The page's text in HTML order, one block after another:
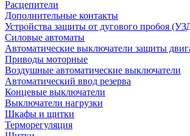
Расцепители
Дополнительные контакты
Устройства защиты от дугового пробоя
Силовые автоматы
Автоматические выключатели защиты
Приводы моторные
Воздушные автоматические выключатели
Автоматический ввод резерва
Концевые выключатели
Выключатели нагрузки
Шкафы и щитки
Терморегуляция